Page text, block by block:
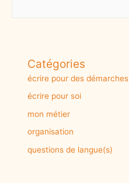
Catégories
écrire pour des démarches
écrire pour soi
mon métier
organisation
questions de langue(s)